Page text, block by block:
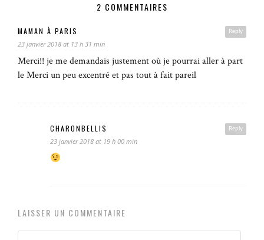
2 COMMENTAIRES
Reply
MAMAN À PARIS
23 janvier 2018 at 13 h 31 min
Merci!! je me demandais justement où je pourrai aller à part
le Merci un peu excentré et pas tout à fait pareil
Reply
CHARONBELLIS
23 janvier 2018 at 19 h 00 min
LAISSER UN COMMENTAIRE